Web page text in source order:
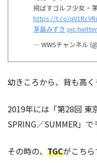
飛ばすゴルフ少女・
https://t.co/
茅島みずき
— WWSチャンネル
幼きころから、背も高
2019年には「第28回 東
SPRING／SUMMER」
その時の、 TGCがこちら